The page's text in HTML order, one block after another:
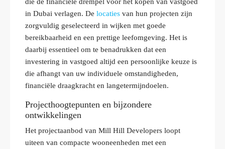
in Dubai verlagen. De locaties van hun projecten zijn
zorgvuldig geselecteerd in wijken met goede
bereikbaarheid en een prettige leefomgeving. Het is
daarbij essentieel om te benadrukken dat een
investering in vastgoed altijd een persoonlijke keuze is
die afhangt van uw individuele omstandigheden,
financiële draagkracht en langetermijndoelen.
Projecthoogtepunten en bijzondere
ontwikkelingen
Het projectaanbod van Mill Hill Developers loopt
uiteen van compacte wooneenheden met een